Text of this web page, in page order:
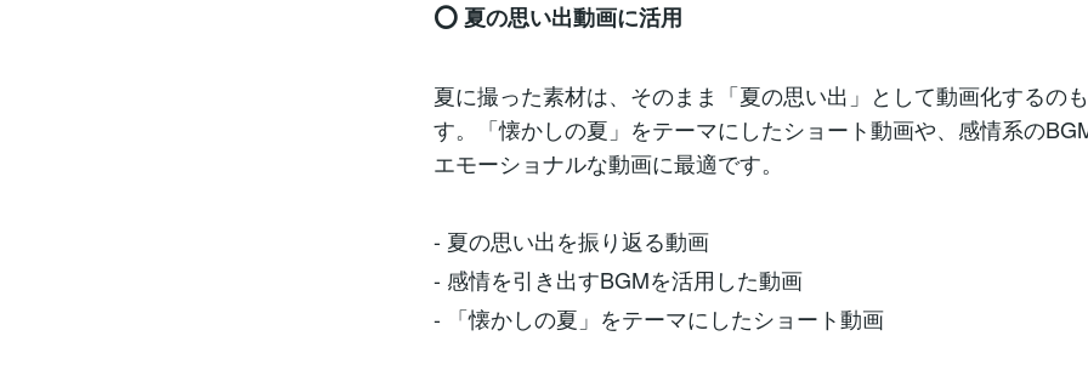
⭕️ 夏の思い出動画に活用
夏に撮った素材は、そのまま「夏の思い出」として動画化するの
す。「懐かしの夏」をテーマにしたショート動画や、感情系の
エモーショナルな動画に最適です。
- 夏の思い出を振り返る動画
- 感情を引き出すBGMを活用した動画
- 「懐かしの夏」をテーマにしたショート動画